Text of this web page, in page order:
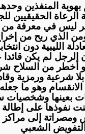
بهوية المنفذين
الحقيقيين
ليس في معرفة من
الذي ربح من
الليبية دون
لم يكن قائدا
أخطر من السلاح
شرعية ورمزية
وهو ما
بعينها وشخصيات
نفوذها على
ومصراتة إلى مراكز
التفويض الشعبي